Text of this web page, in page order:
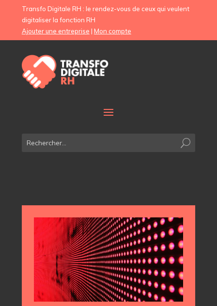
Transfo Digitale RH : le rendez-vous de ceux qui veulent
digitaliser la fonction RH
Ajouter une entreprise | Mon compte